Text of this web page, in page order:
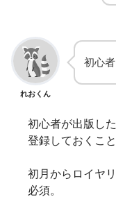
れおくん
初心
初心者が出版し
登録しておくこ
初月からロイヤ
必須。